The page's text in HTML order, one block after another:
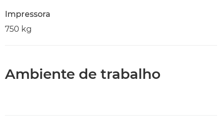
Impressora
750 kg
Ambiente de trabalho